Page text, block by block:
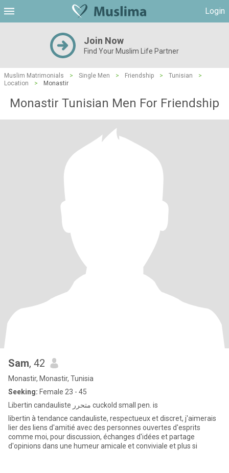
Login
Join Now
Find Your Muslim Life Partner
Muslim Matrimonials > Single Men > Friendship > Tunisian
>
Location
> Monastir
Monastir Tunisian Men For Friendship
Sam, 42
Monastir, Monastir, Tunisia
Seeking: Female 23 - 45
Libertin candauliste متحرر cuckold small pen. is
libertin à tendance candauliste, respectueux et discret, j'aimerais
lier des liens d'amitié avec des personnes ouvertes d'esprits
comme moi, pour discussion, échanges d'idées et partage
d'opinions dans une humeur amicale et conviviale et plus si